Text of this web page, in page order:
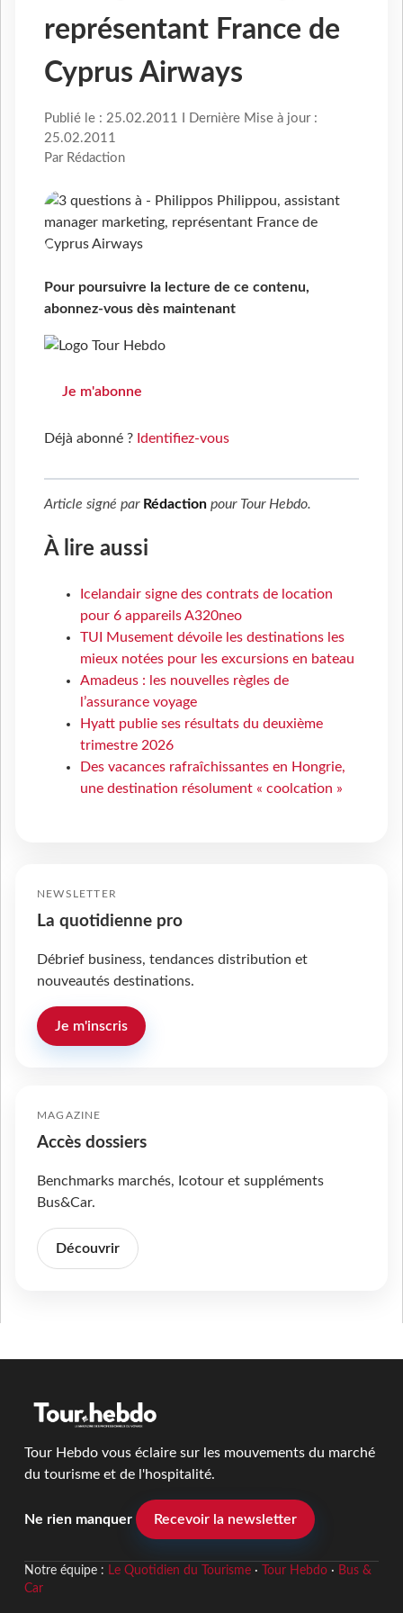
représentant France de
Cyprus Airways
Publié le : 25.02.2011 I Dernière Mise à jour :
25.02.2011
Par Rédaction
Pour poursuivre la lecture de ce contenu,
abonnez-vous dès maintenant
Je m'abonne
Déjà abonné ? Identifiez-vous
Article signé par Rédaction pour Tour Hebdo.
À lire aussi
Icelandair signe des contrats de location
pour 6 appareils A320neo
TUI Musement dévoile les destinations les
mieux notées pour les excursions en bateau
Amadeus : les nouvelles règles de
l’assurance voyage
Hyatt publie ses résultats du deuxième
trimestre 2026
Des vacances rafraîchissantes en Hongrie,
une destination résolument « coolcation »
NEWSLETTER
La quotidienne pro
Débrief business, tendances distribution et
nouveautés destinations.
Je m'inscris
MAGAZINE
Accès dossiers
Benchmarks marchés, Icotour et suppléments
Bus&Car.
Découvrir
Tour Hebdo vous éclaire sur les mouvements du marché
du tourisme et de l'hospitalité.
Ne rien manquer Recevoir la newsletter
Notre équipe : Le Quotidien du Tourisme· Tour Hebdo· Bus &
Car